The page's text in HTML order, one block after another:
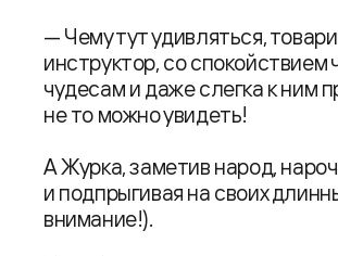
— Чему тут удивляться,
инструктор, со
чудесам и даже слегка к ним
не то можно увидеть!
А Журка, заметив народ,
и подпрыгивая на своих
внимание!).